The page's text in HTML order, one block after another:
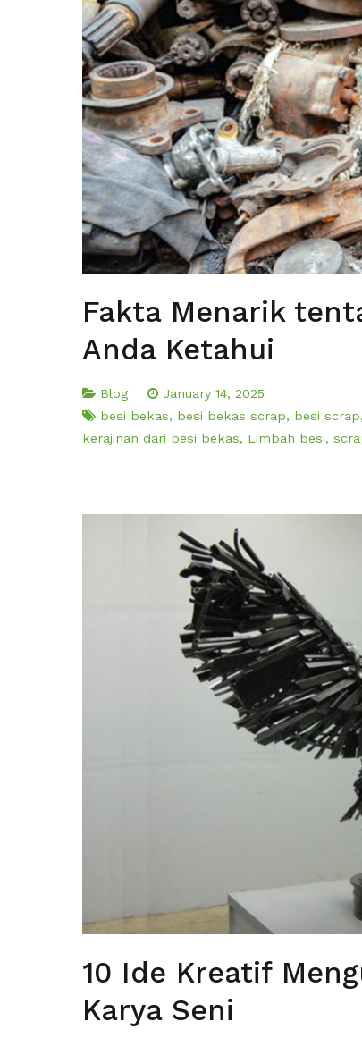
Fakta Menarik
Anda Ketahui
Blog
January 14, 2025
besi bekas, besi bekas scrap, besi scrap,
kerajinan dari besi bekas, Limbah besi,
10 Ide Kreatif
Karya Seni